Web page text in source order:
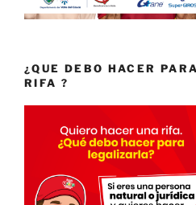
¿QUE DEBO HACER
RIFA ?